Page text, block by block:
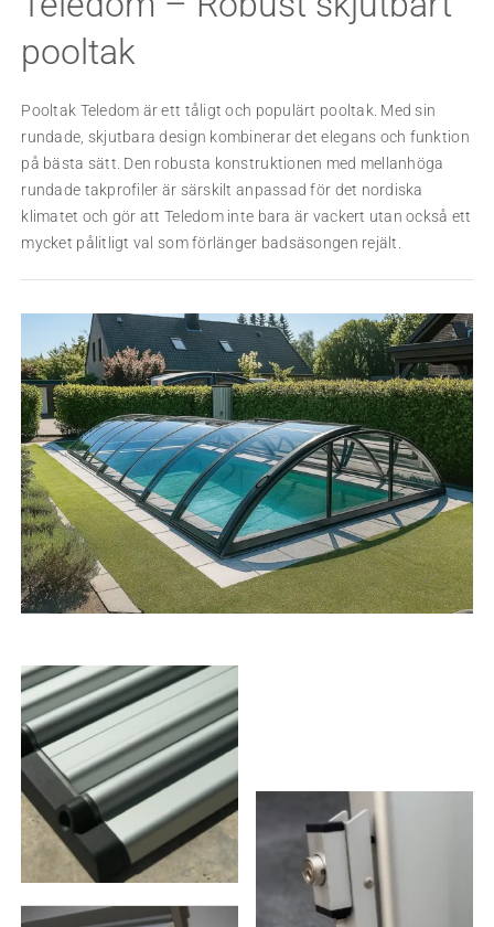
pooltak
Pooltak Teledom är ett tåligt och populärt pooltak. Med sin
rundade, skjutbara design kombinerar det elegans och funktion
på bästa sätt. Den robusta konstruktionen med mellanhöga
rundade takprofiler är särskilt anpassad för det nordiska
klimatet och gör att Teledom inte bara är vackert utan också ett
mycket pålitligt val som förlänger badsäsongen rejält.